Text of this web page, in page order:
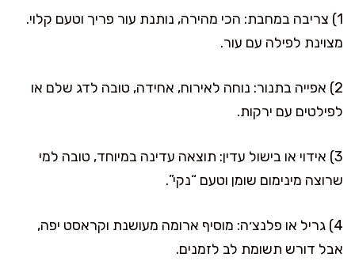
1) צריבה במחבת: הכי מהירה, נותנת עור פריך וטעם קלוי.
מצוינת לפילה עם עור.
2) אפייה בתנור: נוחה לאירוח, אחידה, טובה לדג שלם או
לפילטים עם ירקות.
3) אידוי או בישול עדין: תוצאה עדינה במיוחד, טובה למי
שרוצה מינימום שומן וטעם “נקי”.
4) גריל או פלנצ׳ה: מוסיף ארומה מעושנת וקראסט יפה,
אבל דורש תשומת לב לזמנים.